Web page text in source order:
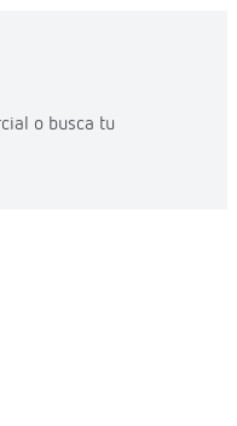
o busca tu